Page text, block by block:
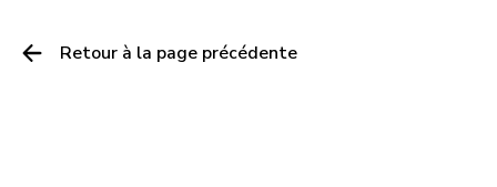
Retour à la page précédente